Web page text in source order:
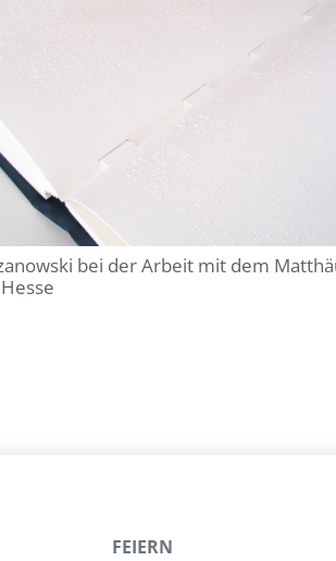
bei der Arbeit mit dem
FEIERN